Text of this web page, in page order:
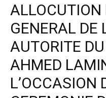
ALLOCUTION
GENERAL DE
AUTORITE
AHMED
L’OCCASION